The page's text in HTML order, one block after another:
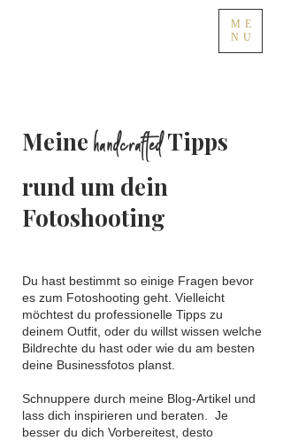
ME
NU
Meine handcraftedTipps
rund um dein
Fotoshooting
Du hast bestimmt so einige Fragen bevor
es zum Fotoshooting geht. Vielleicht
möchtest du professionelle Tipps zu
deinem Outfit, oder du willst wissen welche
Bildrechte du hast oder wie du am besten
deine Businessfotos planst.
Schnuppere durch meine Blog-Artikel und
lass dich inspirieren und beraten. Je
besser du dich Vorbereitest, desto